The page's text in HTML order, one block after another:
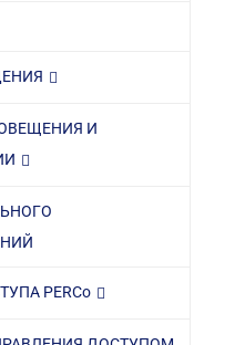
И
PERCo